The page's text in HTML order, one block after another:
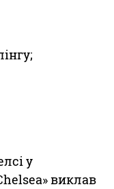
у
виклав